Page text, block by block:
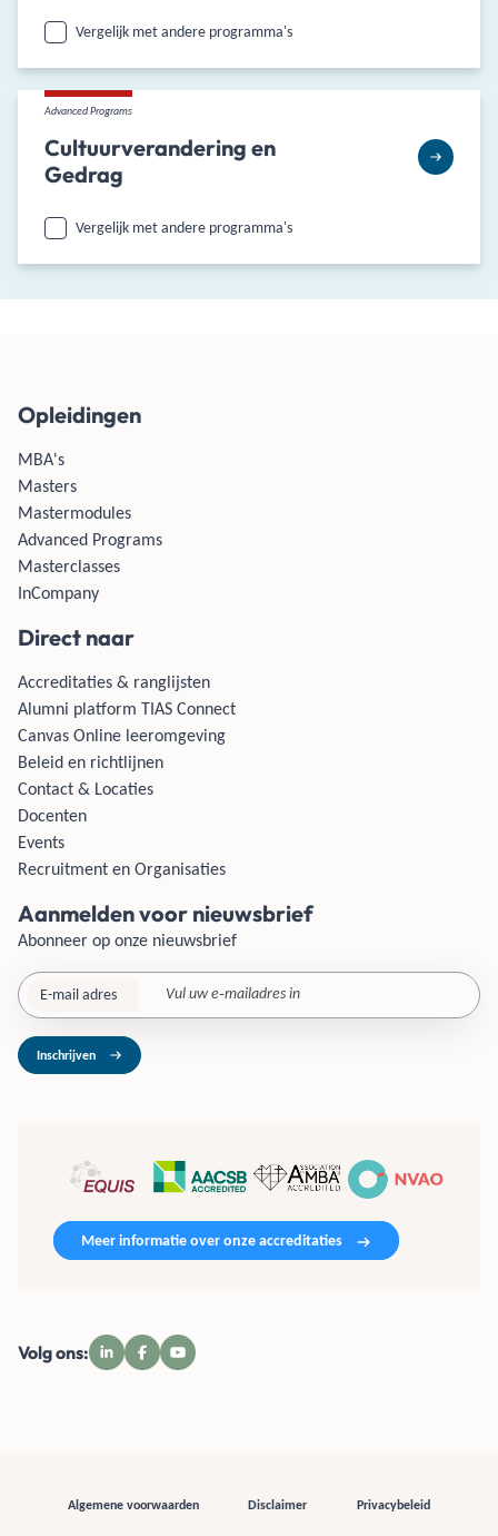
Vergelijk met andere programma's
Advanced Programs
Cultuurverandering en
Gedrag
Vergelijk met andere programma's
Opleidingen
MBA's
Masters
Mastermodules
Advanced Programs
Masterclasses
InCompany
Direct naar
Accreditaties & ranglijsten
Alumni platform TIAS Connect
Canvas Online leeromgeving
Beleid en richtlijnen
Contact & Locaties
Docenten
Events
Recruitment en Organisaties
Aanmelden voor nieuwsbrief
Abonneer op onze nieuwsbrief
E-mail adres
Inschrijven
Meer informatie over onze accreditaties
Volg ons:
Algemene voorwaarden Disclaimer Privacybeleid